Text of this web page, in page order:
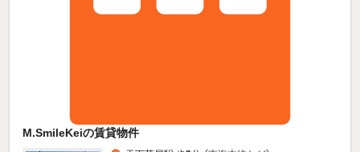
M.SmileKeiの賃貸物件